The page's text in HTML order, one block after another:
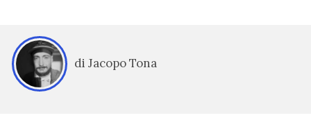
di Jacopo Tona